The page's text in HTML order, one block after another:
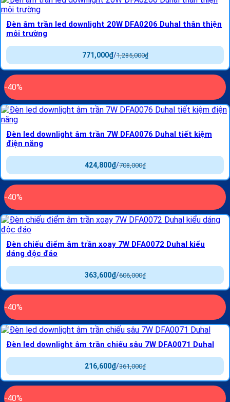
Đèn âm trần led downlight 20W DFA0206 Duhal thân thiện
môi trường
1,285,000₫
/
771,000₫
-40%
Đèn led downlight âm trần 7W DFA0076 Duhal tiết kiệm
điện năng
708,000₫
/
424,800₫
-40%
Đèn chiếu điểm âm trần xoay 7W DFA0072 Duhal kiểu
dáng độc đáo
606,000₫
/
363,600₫
-40%
Đèn led downlight âm trần chiếu sâu 7W DFA0071 Duhal
361,000₫
/
216,600₫
-40%